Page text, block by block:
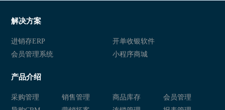
解决方案
进销存ERP
开单收银软件
会员管理系统
小程序商城
产品介绍
采购管理 销售管理 商品库存
会员管理